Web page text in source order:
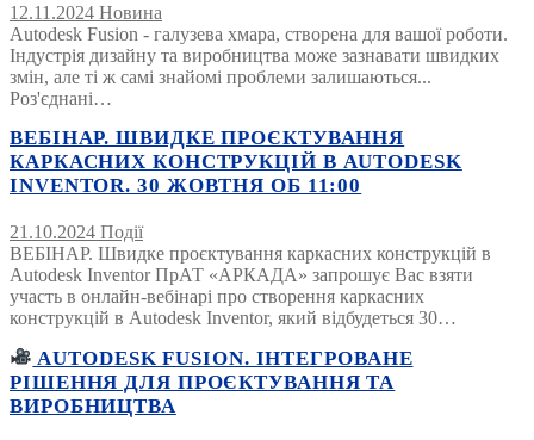
12.11.2024 Новина
Autodesk Fusion - галузева хмара, створена для вашої роботи.
Індустрія дизайну та виробництва може зазнавати швидких
змін, але ті ж самі знайомі проблеми залишаються...
Роз'єднані…
ВЕБІНАР. ШВИДКЕ ПРОЄКТУВАННЯ
КАРКАСНИХ КОНСТРУКЦІЙ В AUTODESK
INVENTOR. 30 ЖОВТНЯ ОБ 11:00
21.10.2024 Події
ВЕБІНАР. Швидке проєктування каркасних конструкцій в
Autodesk Inventor ПрАТ «АРКАДА» запрошує Вас взяти
участь в онлайн-вебінарі про створення каркасних
конструкцій в Autodesk Inventor, який відбудеться 30…
AUTODESK FUSION. ІНТЕГРОВАНЕ
РІШЕННЯ ДЛЯ ПРОЄКТУВАННЯ ТА
ВИРОБНИЦТВА